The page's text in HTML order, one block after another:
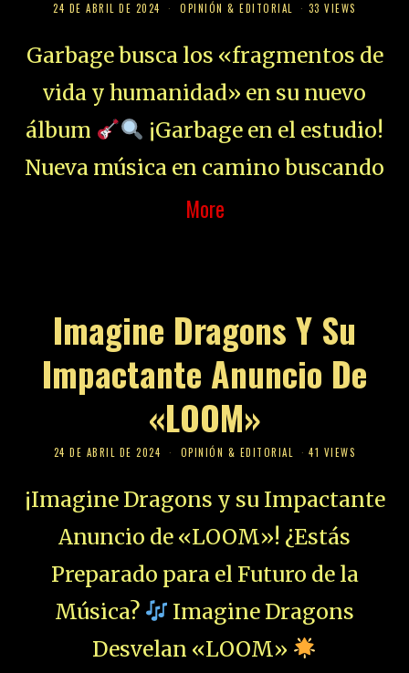
24 DE ABRIL DE 2024 OPINIÓN & EDITORIAL 33 VIEWS
Garbage busca los «fragmentos de
vida y humanidad» en su nuevo
álbum
¡Garbage en el estudio!
Nueva música en camino buscando
More
Imagine Dragons Y Su
Impactante Anuncio De
«LOOM»
24 DE ABRIL DE 2024 OPINIÓN & EDITORIAL 41 VIEWS
¡Imagine Dragons y su Impactante
Anuncio de «LOOM»! ¿Estás
Preparado para el Futuro de la
Música?
Imagine Dragons
Desvelan «LOOM»